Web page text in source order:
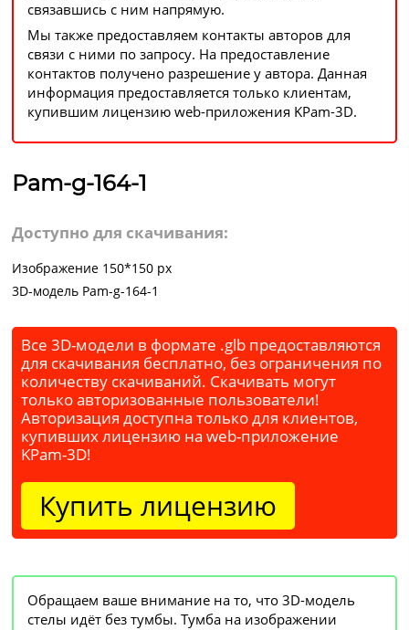
связавшись с ним напрямую.
Мы также предоставляем контакты авторов для
связи с ними по запросу. На предоставление
контактов получено разрешение у автора. Данная
информация предоставляется только клиентам,
купившим лицензию web-приложения KPam-3D.
Pam-g-164-1
Доступно для скачивания:
Изображение 150*150 px
3D-модель Pam-g-164-1
Все 3D-модели в формате .glb предоставляются
для скачивания бесплатно, без ограничения по
количеству скачиваний. Скачивать могут
только авторизованные пользователи!
Авторизация доступна только для клиентов,
купивших лицензию на web-приложение
KPam-3D!
Купить лицензию
Обращаем ваше внимание на то, что 3D-модель
стелы идёт без тумбы. Тумба на изображении